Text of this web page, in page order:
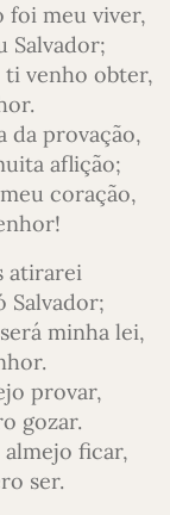
foi meu viver,
Salvador;
ti venho obter,
da provação,
aflição;
coração,
atirarei
Salvador;
minha lei,
provar,
gozar.
ficar,
ser.